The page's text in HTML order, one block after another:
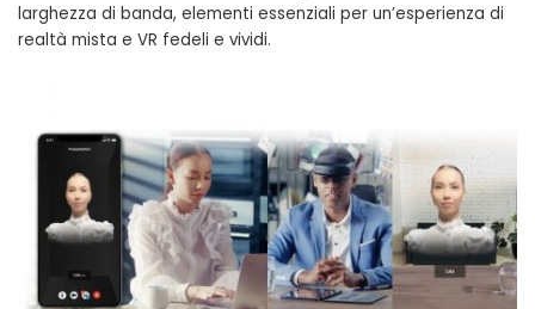
larghezza di banda, elementi essenziali per un’esperienza di
realtà mista e VR fedeli e vividi.